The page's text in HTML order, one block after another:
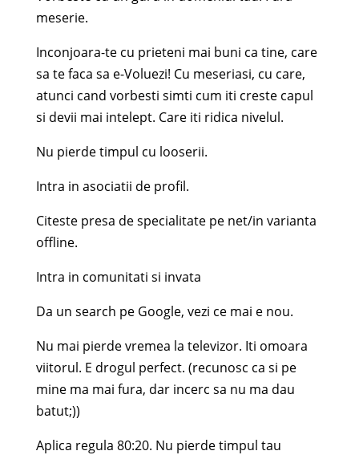
meserie.
Inconjoara-te cu prieteni mai buni ca tine, care
sa te faca sa e-Voluezi! Cu meseriasi, cu care,
atunci cand vorbesti simti cum iti creste capul
si devii mai intelept. Care iti ridica nivelul.
Nu pierde timpul cu looserii.
Intra in asociatii de profil.
Citeste presa de specialitate pe net/in varianta
offline.
Intra in comunitati si invata
Da un search pe Google, vezi ce mai e nou.
Nu mai pierde vremea la televizor. Iti omoara
viitorul. E drogul perfect. (recunosc ca si pe
mine ma mai fura, dar incerc sa nu ma dau
batut;))
Aplica regula 80:20. Nu pierde timpul tau